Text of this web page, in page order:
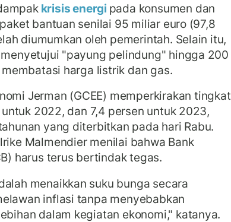
krisis energi pada konsumen dan
bantuan senilai 95 miliar euro (97,8
diumumkan oleh pemerintah. Selain itu,
"payung pelindung" hingga 200
harga listrik dan gas.
Jerman (GCEE) memperkirakan tingkat
2022, dan 7,4 persen untuk 2023,
yang diterbitkan pada hari Rabu.
Malmendier menilai bahwa Bank
harus terus bertindak tegas.
menaikkan suku bunga secara
inflasi tanpa menyebabkan
dalam kegiatan ekonomi," katanya.